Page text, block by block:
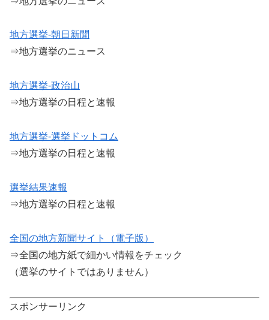
地方選挙-朝日新聞
⇒地方選挙のニュース
地方選挙-政治山
⇒地方選挙の日程と速報
地方選挙-選挙ドットコム
⇒地方選挙の日程と速報
選挙結果速報
⇒地方選挙の日程と速報
全国の地方新聞サイト（電子版）
⇒全国の地方紙で細かい情報をチェック
（選挙のサイトではありません）
スポンサーリンク